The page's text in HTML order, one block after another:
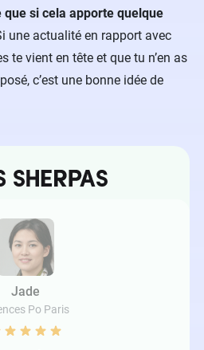
si cela apporte quelque
une actualité en rapport avec
te vient en tête et que tu n’en as
c’est une bonne idée de
Jade
Po Paris